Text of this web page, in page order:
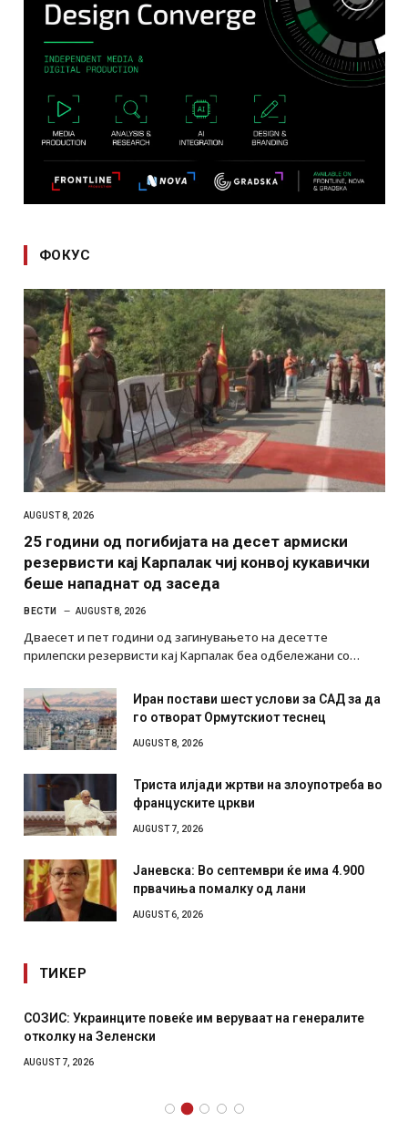
ФОКУС
AUGUST 8, 2026
25 години од погибијата на десет армиски
резервисти кај Карпалак чиј конвој кукавички
беше нападнат од заседа
ВЕСТИ AUGUST 8, 2026
Дваесет и пет години од загинувањето на десетте
прилепски резервисти кај Карпалак беа одбележани со…
Иран постави шест услови за САД за да
го отворат Ормутскиот теснец
AUGUST 8, 2026
Триста илјади жртви на злоупотреба во
француските цркви
AUGUST 7, 2026
Јаневска: Во септември ќе има 4.900
првачиња помалку од лани
AUGUST 6, 2026
ТИКЕР
СОЗИС: Украинците повеќе им веруваат на генералите
отколку на Зеленски
AUGUST 7, 2026